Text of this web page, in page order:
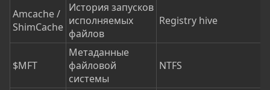
Amcache /
ShimCache
История запусков
исполняемых
файлов
Registry hive
$MFT
Метаданные
файловой
системы
NTFS